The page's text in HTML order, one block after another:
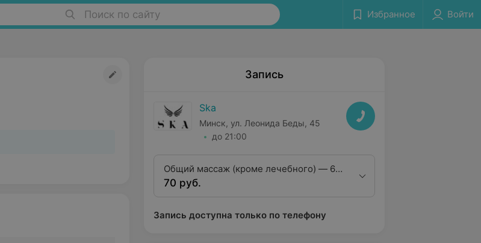
Поиск по сайту Избранное Войти
Запись
Ska
Минск, ул. Леонида Беды, 45
до 21:00
Общий массаж (кроме лечебного) — 60
минут
70 руб.
Запись доступна только по телефону